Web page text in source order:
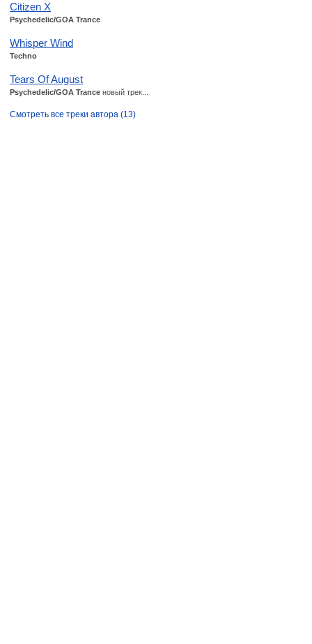
Citizen X
Psychedelic/GOA Trance
Whisper Wind
Techno
Tears Of August
Psychedelic/GOA Trance новый трек...
Смотреть все треки автора (13)